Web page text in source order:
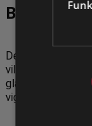
Det er typisk
vilkår betyder
glade og har en
vigtigste.Vi sender